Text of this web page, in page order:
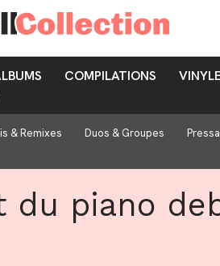
COMPILATIONS
& Remixes Duos & Groupes
du piano